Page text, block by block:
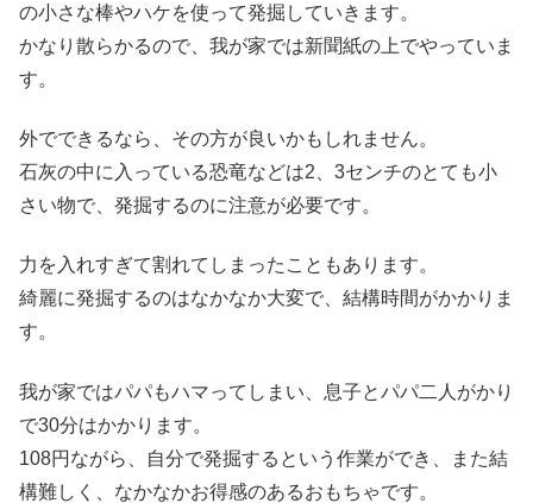
の小さな棒やハケを使って発掘していきます。
かなり散らかるので、我が家では新聞紙の上でやっていま
す。
外でできるなら、その方が良いかもしれません。
石灰の中に入っている恐竜などは2、3センチのとても小
さい物で、発掘するのに注意が必要です。
力を入れすぎて割れてしまったこともあります。
綺麗に発掘するのはなかなか大変で、結構時間がかかりま
す。
我が家ではパパもハマってしまい、息子とパパ二人がかり
で30分はかかります。
108円ながら、自分で発掘するという作業ができ、また結
構難しく、なかなかお得感のあるおもちゃです。